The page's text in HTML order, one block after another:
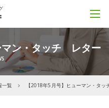
マン・タッチ レター
一覧 【2018年5月号】ヒューマン・タ